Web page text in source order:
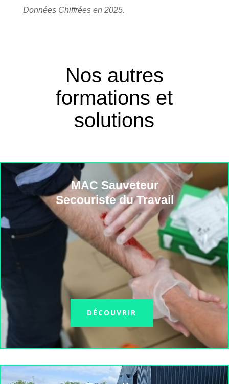
Données Chiffrées en 2025.
Nos autres
formations et
solutions
MAC Sauveteur
Secouriste du Travail
DÉCOUVRIR